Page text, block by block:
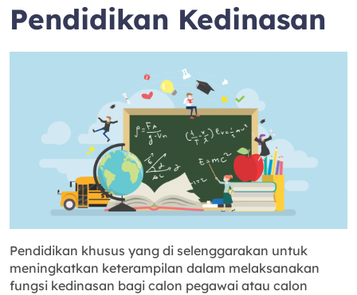
Pendidikan Kedinasan
Pendidikan khusus yang di selenggarakan untuk
meningkatkan keterampilan dalam melaksanakan
fungsi kedinasan bagi calon pegawai atau calon